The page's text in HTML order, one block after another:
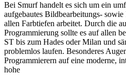
Bei Smurf handelt es sich um ein
aufgebautes Bildbearbeitungs-
allen Farbtiefen arbeitet. Durch die
Programmierung sollte es auf allen
ST bis zum Hades oder Milan und
problemlos laufen. Besonderes
Programmierern auf eine moderne,
hohe